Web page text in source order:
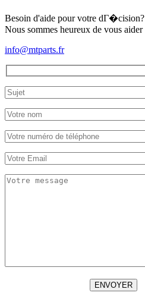
Besoin d'aide pour votre dГ�cision?
Nous sommes heureux de vous aider
info@mtparts.fr
ENVOYER